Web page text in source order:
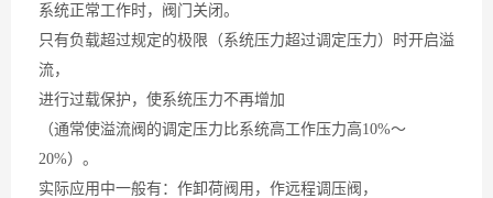
系统正常工作时，阀门关闭。
只有负载超过规定的极限（系统压力超过调定压力）时开启溢
流，
进行过载保护，使系统压力不再增加
（通常使溢流阀的调定压力比系统高工作压力高10%～
20%）。
实际应用中一般有：作卸荷阀用，作远程调压阀，